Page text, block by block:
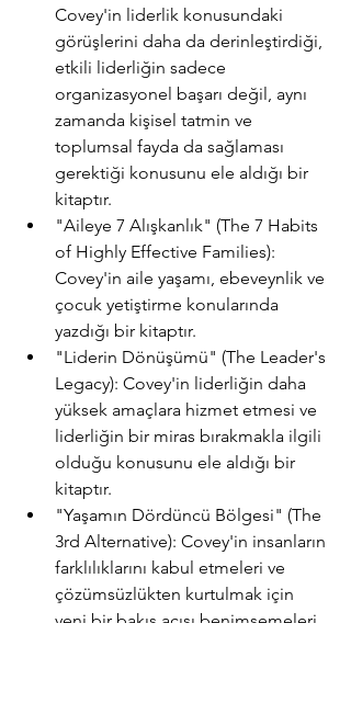
Covey'in liderlik konusundaki
görüşlerini daha da derinleştirdiği,
etkili liderliğin sadece
organizasyonel başarı değil, aynı
zamanda kişisel tatmin ve
toplumsal fayda da sağlaması
gerektiği konusunu ele aldığı bir
kitaptır.
"Aileye 7 Alışkanlık" (The 7 Habits
of Highly Effective Families):
Covey'in aile yaşamı, ebeveynlik ve
çocuk yetiştirme konularında
yazdığı bir kitaptır.
"Liderin Dönüşümü" (The Leader's
Legacy): Covey'in liderliğin daha
yüksek amaçlara hizmet etmesi ve
liderliğin bir miras bırakmakla ilgili
olduğu konusunu ele aldığı bir
kitaptır.
"Yaşamın Dördüncü Bölgesi" (The
3rd Alternative): Covey'in insanların
farklılıklarını kabul etmeleri ve
çözümsüzlükten kurtulmak için
yeni bir bakış açısı benimsemeleri